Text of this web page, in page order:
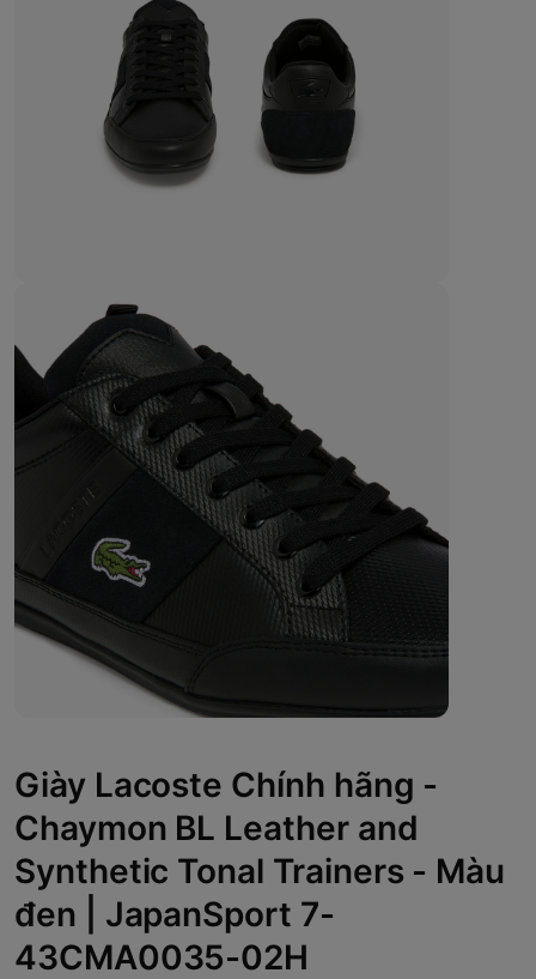
Giày Lacoste Chính hãng -
Chaymon BL Leather and
Synthetic Tonal Trainers - Màu
đen | JapanSport 7-
43CMA0035-02H